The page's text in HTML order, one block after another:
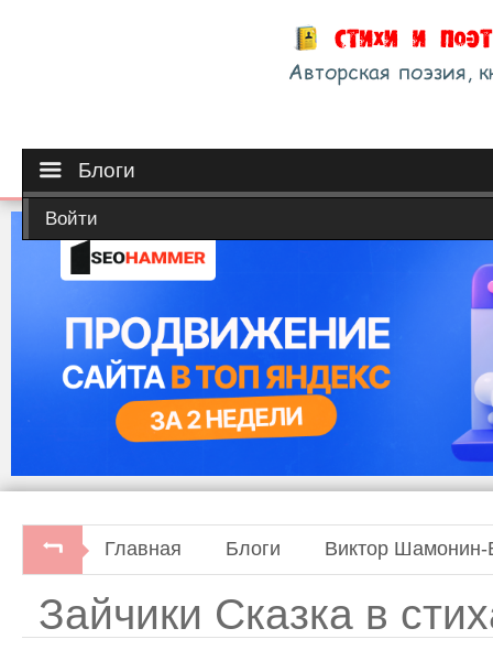
Блоги
Войти
Главная Блоги Виктор
Зайчики Сказка в